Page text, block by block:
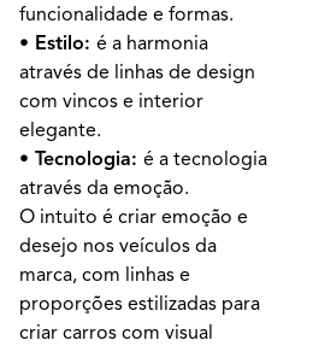
funcionalidade e formas.
• Estilo: é a harmonia
através de linhas de design
com vincos e interior
elegante.
• Tecnologia: é a tecnologia
através da emoção.
O intuito é criar emoção e
desejo nos veículos da
marca, com linhas e
proporções estilizadas para
criar carros com visual